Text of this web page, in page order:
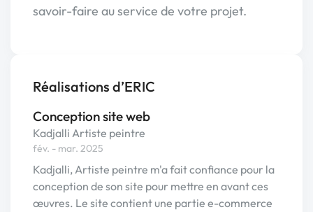
savoir-faire au service de votre projet.
Réalisations d’ERIC
Conception site web
Kadjalli Artiste peintre
fév. - mar. 2025
Kadjalli, Artiste peintre m'a fait confiance pour la
conception de son site pour mettre en avant ces
œuvres. Le site contient une partie e-commerce